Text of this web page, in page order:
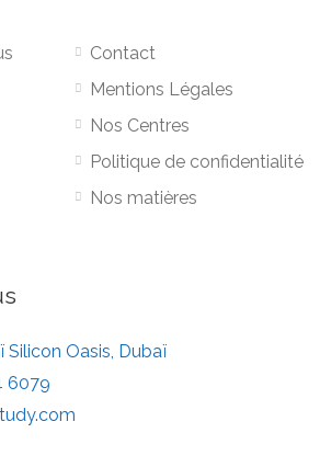
Contact
Mentions Légales
Nos Centres
Politique de confidentialité
Nos matières
Silicon Oasis, Dubaï
6079